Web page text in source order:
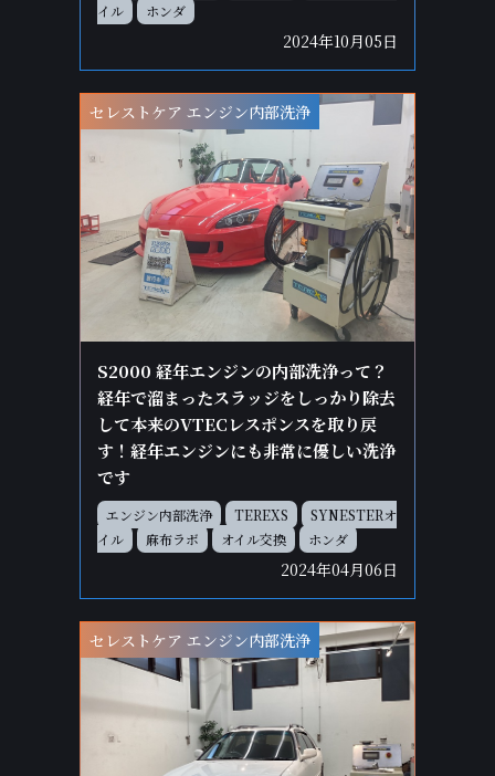
イル
ホンダ
2024年10月05日
セレストケア エンジン内部洗浄
S2000 経年エンジンの内部洗浄って？
経年で溜まったスラッジをしっかり除去
して本来のVTECレスポンスを取り戻
す！経年エンジンにも非常に優しい洗浄
です
エンジン内部洗浄 TEREXS
SYNESTERオ
イル
麻布ラボ オイル交換 ホンダ
2024年04月06日
セレストケア エンジン内部洗浄